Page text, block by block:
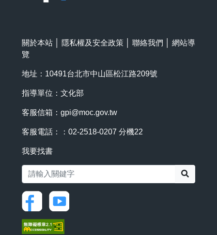
關於本站 隱私權及安全政策 聯絡我們
網站導
覽
地址：10491台北市中山區松江路209號
指導單位：文化部
客服信箱： gpi@moc.gov.tw
客服電話：：02-2518-0207 分機22
我要找書